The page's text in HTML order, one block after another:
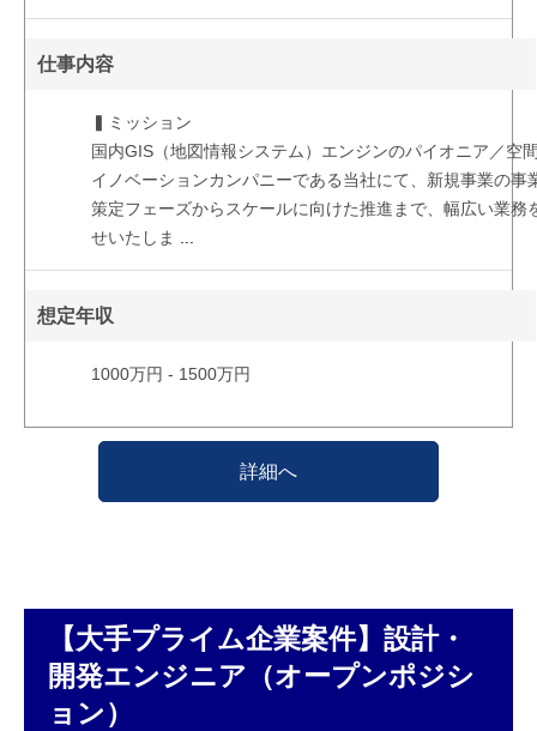
仕事内容
▍ミッション
国内GIS（地図情報システム）エンジンのパイオニア／空
イノベーションカンパニーである当社にて、新規事業の事
策定フェーズからスケールに向けた推進まで、幅広い業務
せいたしま
想定年収
1000万円 - 1500万円
詳細へ
【大手プライム企業案件】設計・
開発エンジニア（オープンポジシ
ョン）